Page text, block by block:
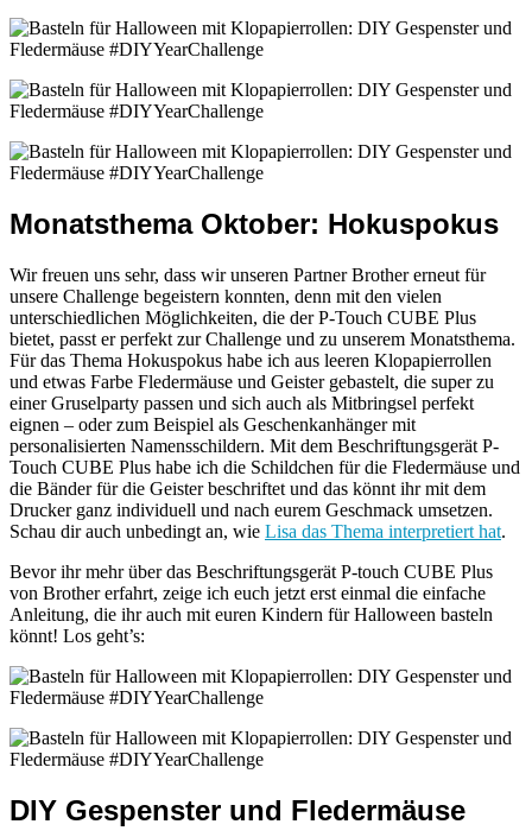
Monatsthema Oktober: Hokuspokus
Wir freuen uns sehr, dass wir unseren Partner Brother erneut für
unsere Challenge begeistern konnten, denn mit den vielen
unterschiedlichen Möglichkeiten, die der P-Touch CUBE Plus
bietet, passt er perfekt zur Challenge und zu unserem Monatsthema.
Für das Thema Hokuspokus habe ich aus leeren Klopapierrollen
und etwas Farbe Fledermäuse und Geister gebastelt, die super zu
einer Gruselparty passen und sich auch als Mitbringsel perfekt
eignen – oder zum Beispiel als Geschenkanhänger mit
personalisierten Namensschildern. Mit dem Beschriftungsgerät P-
Touch CUBE Plus habe ich die Schildchen für die Fledermäuse und
die Bänder für die Geister beschriftet und das könnt ihr mit dem
Drucker ganz individuell und nach eurem Geschmack umsetzen.
Schau dir auch unbedingt an, wie Lisa das Thema interpretiert hat.
Bevor ihr mehr über das Beschriftungsgerät P-touch CUBE Plus
von Brother erfahrt, zeige ich euch jetzt erst einmal die einfache
Anleitung, die ihr auch mit euren Kindern für Halloween basteln
könnt! Los geht’s:
DIY Gespenster und Fledermäuse